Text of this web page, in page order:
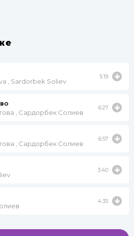
, Sardorbek Soliev
5:19
, Сардорбек Солиев
6:27
, Сардорбек Солиев
6:57
3:40
4:35